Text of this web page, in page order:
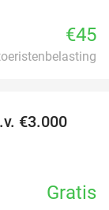
€45
€3.000
Gratis